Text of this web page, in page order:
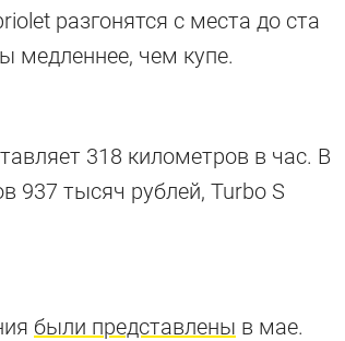
разгонятся с места до ста
медленнее, чем купе.
318 километров в час. В
937 тысяч рублей, Turbo S
были представлены в мае.